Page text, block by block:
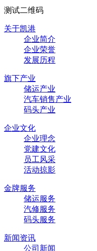
测试二维码
关于凯港
企业简介
企业荣誉
发展历程
旗下产业
储运产业
汽车销售产业
码头产业
企业文化
企业理念
党建文化
员工风采
活动掠影
金牌服务
储运服务
汽修服务
码头服务
新闻资讯
公司新闻